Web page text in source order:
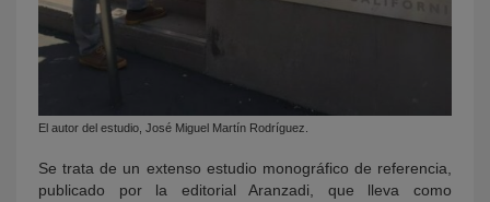
El autor del estudio, José Miguel Martín Rodríguez.
Se trata de un extenso estudio monográfico de referencia,
publicado por la editorial Aranzadi, que lleva como